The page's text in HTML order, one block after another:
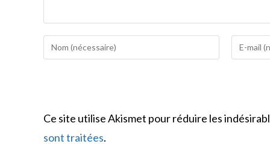
Enter
your
to
comment
Enter
your
comment
Ce site utilise Akismet pour réduire les
sont traitées.